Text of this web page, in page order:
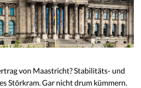
von Maastricht? Stabilitäts- und
Störkram. Gar nicht drum kümmern.